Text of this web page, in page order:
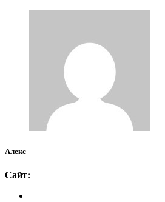
Алекс
Сайт: